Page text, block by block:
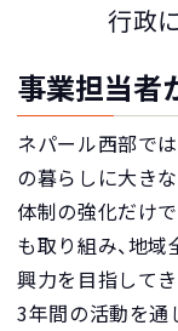
行政
事業担当者
ネパール西部で
の暮らしに大き
体制の強化だけ
も取り組み、地
興力を目指してき
3年間の活動を通